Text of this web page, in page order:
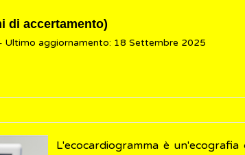
di accertamento)
- Ultimo aggiornamento: 18 Settembre 2025
L'ecocardiogramma è un'ecografia